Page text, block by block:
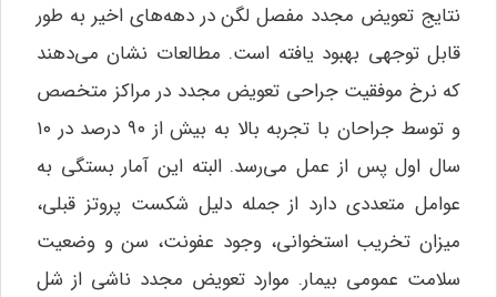
نتایج تعویض مجدد مفصل لگن در دهه‌های اخیر به طور
قابل توجهی بهبود یافته است. مطالعات نشان می‌دهند
که نرخ موفقیت جراحی تعویض مجدد در مراکز متخصص
و توسط جراحان با تجربه بالا به بیش از ۹۰ درصد در ۱۰
سال اول پس از عمل می‌رسد. البته این آمار بستگی به
عوامل متعددی دارد از جمله دلیل شکست پروتز قبلی،
میزان تخریب استخوانی، وجود عفونت، سن و وضعیت
سلامت عمومی بیمار. موارد تعویض مجدد ناشی از شل